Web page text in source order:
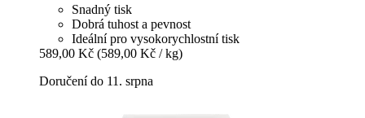
Snadný tisk
Dobrá tuhost a pevnost
Ideální pro vysokorychlostní tisk
589,00 Kč (589,00 Kč / kg)
Doručení do 11. srpna